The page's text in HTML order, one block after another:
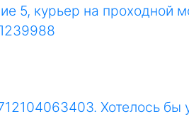
5, курьер на проходной
Хотелось бы